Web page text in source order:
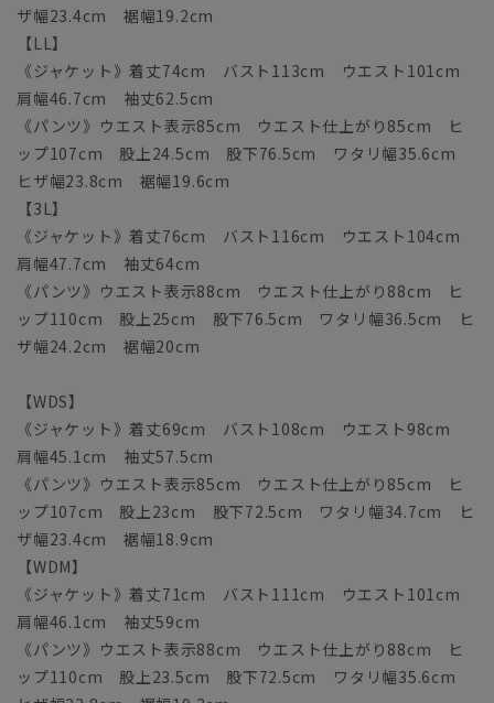
ザ幅23.4cm 裾幅19.2cm
【LL】
《ジャケット》着丈74cm バスト113cm ウエスト101cm
肩幅46.7cm 袖丈62.5cm
《パンツ》ウエスト表示85cm ウエスト仕上がり85cm ヒ
ップ107cm 股上24.5cm 股下76.5cm ワタリ幅35.6cm
ヒザ幅23.8cm 裾幅19.6cm
【3L】
《ジャケット》着丈76cm バスト116cm ウエスト104cm
肩幅47.7cm 袖丈64cm
《パンツ》ウエスト表示88cm ウエスト仕上がり88cm ヒ
ップ110cm 股上25cm 股下76.5cm ワタリ幅36.5cm ヒ
ザ幅24.2cm 裾幅20cm
【WDS】
《ジャケット》着丈69cm バスト108cm ウエスト98cm
肩幅45.1cm 袖丈57.5cm
《パンツ》ウエスト表示85cm ウエスト仕上がり85cm ヒ
ップ107cm 股上23cm 股下72.5cm ワタリ幅34.7cm ヒ
ザ幅23.4cm 裾幅18.9cm
【WDM】
《ジャケット》着丈71cm バスト111cm ウエスト101cm
肩幅46.1cm 袖丈59cm
《パンツ》ウエスト表示88cm ウエスト仕上がり88cm ヒ
ップ110cm 股上23.5cm 股下72.5cm ワタリ幅35.6cm